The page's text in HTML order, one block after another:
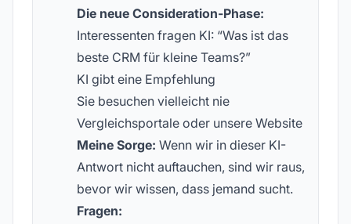
Die neue Consideration-Phase:
Interessenten fragen KI: “Was ist das
beste CRM für kleine Teams?”
KI gibt eine Empfehlung
Sie besuchen vielleicht nie
Vergleichsportale oder unsere Website
Meine Sorge: Wenn wir in dieser KI-
Antwort nicht auftauchen, sind wir raus,
bevor wir wissen, dass jemand sucht.
Fragen: